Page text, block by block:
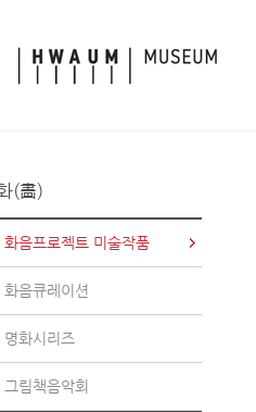
(畵)
화음프로젝트 미술작품
화음큐레이션
명화시리즈
그림책음악회